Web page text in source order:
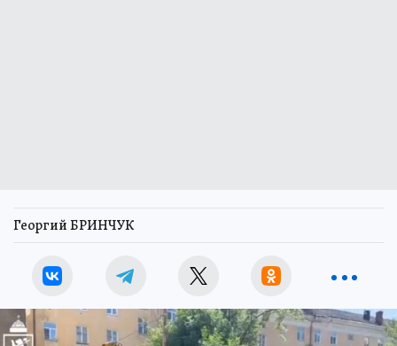
Георгий БРИНЧУК